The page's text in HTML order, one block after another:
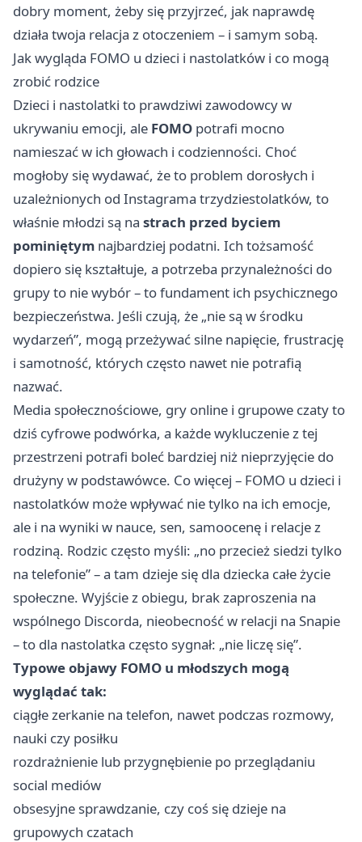
dobry moment, żeby się przyjrzeć, jak naprawdę
działa twoja relacja z otoczeniem – i samym sobą.
Jak wygląda FOMO u dzieci i nastolatków i co mogą
zrobić rodzice
Dzieci i nastolatki to prawdziwi zawodowcy w
ukrywaniu emocji, ale FOMO potrafi mocno
namieszać w ich głowach i codzienności. Choć
mogłoby się wydawać, że to problem dorosłych i
uzależnionych od Instagrama trzydziestolatków, to
właśnie młodzi są na strach przed byciem
pominiętym najbardziej podatni. Ich tożsamość
dopiero się kształtuje, a potrzeba przynależności do
grupy to nie wybór – to fundament ich psychicznego
bezpieczeństwa. Jeśli czują, że „nie są w środku
wydarzeń”, mogą przeżywać silne napięcie, frustrację
i samotność, których często nawet nie potrafią
nazwać.
Media społecznościowe, gry online i grupowe czaty to
dziś cyfrowe podwórka, a każde wykluczenie z tej
przestrzeni potrafi boleć bardziej niż nieprzyjęcie do
drużyny w podstawówce. Co więcej – FOMO u dzieci i
nastolatków może wpływać nie tylko na ich emocje,
ale i na wyniki w nauce, sen, samoocenę i relacje z
rodziną. Rodzic często myśli: „no przecież siedzi tylko
na telefonie” – a tam dzieje się dla dziecka całe życie
społeczne. Wyjście z obiegu, brak zaproszenia na
wspólnego Discorda, nieobecność w relacji na Snapie
– to dla nastolatka często sygnał: „nie liczę się”.
Typowe objawy FOMO u młodszych mogą
wyglądać tak:
ciągłe zerkanie na telefon, nawet podczas rozmowy,
nauki czy posiłku
rozdrażnienie lub przygnębienie po przeglądaniu
social mediów
obsesyjne sprawdzanie, czy coś się dzieje na
grupowych czatach